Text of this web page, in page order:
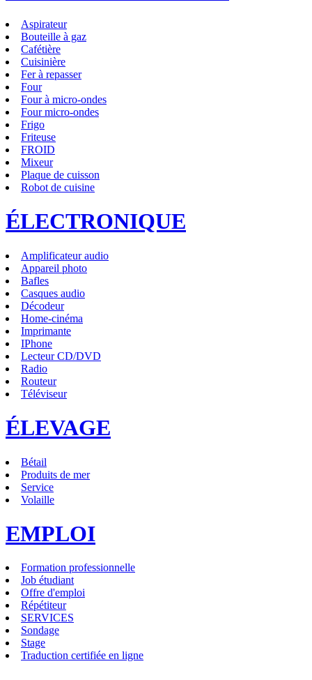
Aspirateur
Bouteille à gaz
Cafétière
Cuisinière
Fer à repasser
Four
Four à micro-ondes
Four micro-ondes
Frigo
Friteuse
FROID
Mixeur
Plaque de cuisson
Robot de cuisine
ÉLECTRONIQUE
Amplificateur audio
Appareil photo
Bafles
Casques audio
Décodeur
Home-cinéma
Imprimante
IPhone
Lecteur CD/DVD
Radio
Routeur
Téléviseur
ÉLEVAGE
Bétail
Produits de mer
Service
Volaille
EMPLOI
Formation professionnelle
Job étudiant
Offre d'emploi
Répétiteur
SERVICES
Sondage
Stage
Traduction certifiée en ligne